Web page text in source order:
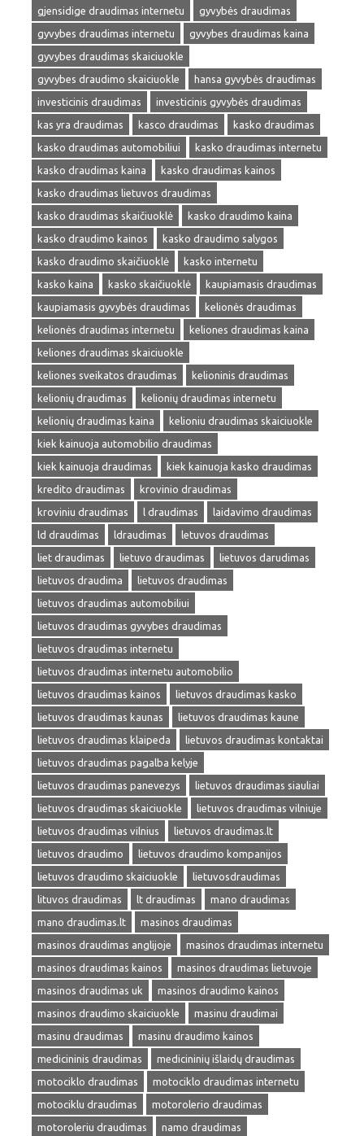
gjensidige draudimas internetu
gyvybės draudimas
gyvybes draudimas internetu
gyvybes draudimas kaina
gyvybes draudimas skaiciuokle
gyvybes draudimo skaiciuokle
hansa gyvybės draudimas
investicinis draudimas
investicinis gyvybės draudimas
kas yra draudimas
kasco draudimas
kasko draudimas
kasko draudimas automobiliui
kasko draudimas internetu
kasko draudimas kaina
kasko draudimas kainos
kasko draudimas lietuvos draudimas
kasko draudimas skaičiuoklė
kasko draudimo kaina
kasko draudimo kainos
kasko draudimo salygos
kasko draudimo skaičiuoklė
kasko internetu
kasko kaina
kasko skaičiuoklė
kaupiamasis draudimas
kaupiamasis gyvybės draudimas
kelionės draudimas
kelionės draudimas internetu
keliones draudimas kaina
keliones draudimas skaiciuokle
keliones sveikatos draudimas
kelioninis draudimas
kelionių draudimas
kelionių draudimas internetu
kelionių draudimas kaina
kelioniu draudimas skaiciuokle
kiek kainuoja automobilio draudimas
kiek kainuoja draudimas
kiek kainuoja kasko draudimas
kredito draudimas
krovinio draudimas
kroviniu draudimas
l draudimas
laidavimo draudimas
ld draudimas
ldraudimas
letuvos draudimas
liet draudimas
lietuvo draudimas
lietuvos darudimas
lietuvos draudima
lietuvos draudimas
lietuvos draudimas automobiliui
lietuvos draudimas gyvybes draudimas
lietuvos draudimas internetu
lietuvos draudimas internetu automobilio
lietuvos draudimas kainos
lietuvos draudimas kasko
lietuvos draudimas kaunas
lietuvos draudimas kaune
lietuvos draudimas klaipeda
lietuvos draudimas kontaktai
lietuvos draudimas pagalba kelyje
lietuvos draudimas panevezys
lietuvos draudimas siauliai
lietuvos draudimas skaiciuokle
lietuvos draudimas vilniuje
lietuvos draudimas vilnius
lietuvos draudimas.lt
lietuvos draudimo
lietuvos draudimo kompanijos
lietuvos draudimo skaiciuokle
lietuvosdraudimas
lituvos draudimas
lt draudimas
mano draudimas
mano draudimas.lt
masinos draudimas
masinos draudimas anglijoje
masinos draudimas internetu
masinos draudimas kainos
masinos draudimas lietuvoje
masinos draudimas uk
masinos draudimo kainos
masinos draudimo skaiciuokle
masinu draudimai
masinu draudimas
masinu draudimo kainos
medicininis draudimas
medicininių išlaidų draudimas
motociklo draudimas
motociklo draudimas internetu
motociklu draudimas
motorolerio draudimas
motoroleriu draudimas
namo draudimas